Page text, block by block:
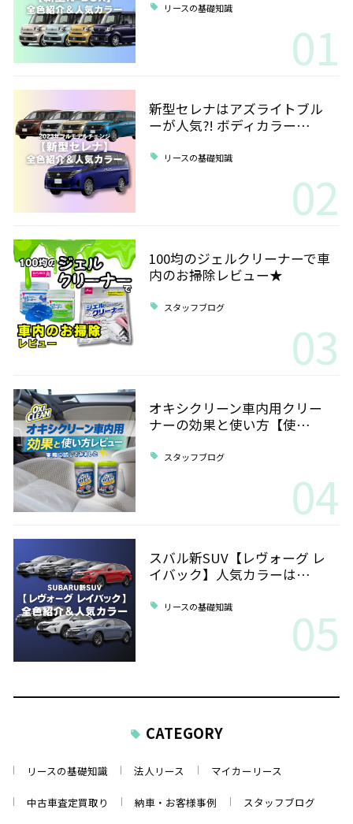
リースの基礎知識
01
新型セレナはアズライトブル
ーが人気?! ボディカラー…
リースの基礎知識
02
100均のジェルクリーナーで車
内のお掃除レビュー★
スタッフブログ
03
オキシクリーン車内用クリー
ナーの効果と使い方【使…
スタッフブログ
04
スバル新SUV【レヴォーグ レ
イバック】人気カラーは…
リースの基礎知識 05
CATEGORY
リースの基礎知識 法人リース マイカーリース
中古車査定買取り 納車・お客様事例 スタッフブログ